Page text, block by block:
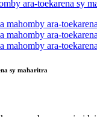
sy maharitra